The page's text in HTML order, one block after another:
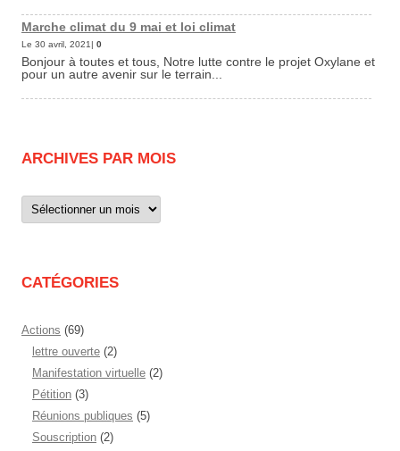
Marche climat du 9 mai et loi climat
Le 30 avril, 2021| 0
Bonjour à toutes et tous, Notre lutte contre le projet Oxylane et
pour un autre avenir sur le terrain...
ARCHIVES PAR MOIS
Archives
par
CATÉGORIES
Actions (69)
lettre ouverte (2)
Manifestation virtuelle (2)
Pétition (3)
Réunions publiques (5)
Souscription (2)